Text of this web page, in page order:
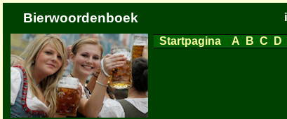
Bierwoordenboek
Startpagina A B C D